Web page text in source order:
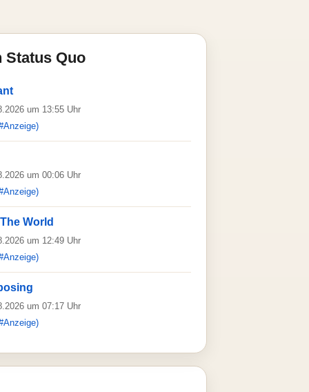
Status Quo
um 13:55 Uhr
um 00:06 Uhr
World
um 12:49 Uhr
um 07:17 Uhr